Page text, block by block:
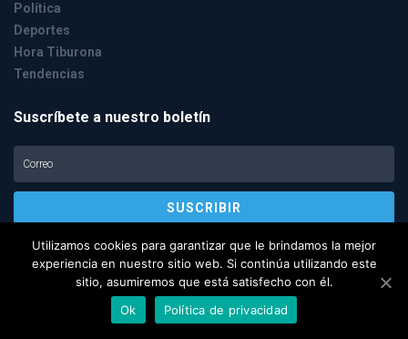
Política
Deportes
Hora Tiburona
Tendencias
Suscríbete a nuestro boletín
© Copyright 2020, Todos los derechos reservados /Diseño y Desarrollo:
Utilizamos cookies para garantizar que le brindamos la mejor
experiencia en nuestro sitio web. Si continúa utilizando este
sitio, asumiremos que está satisfecho con él.
Ok
Política de privacidad